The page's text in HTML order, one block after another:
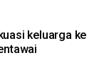
keluarga ke